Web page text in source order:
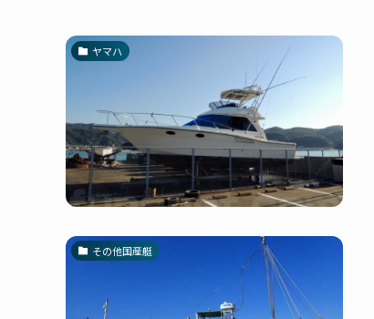
ヤマハ
その他国産艇